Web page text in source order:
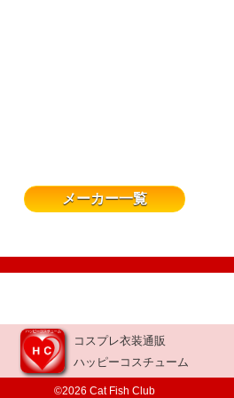
メーカー一覧
コスプレ衣装通販
ハッピーコスチューム
©2026 Cat Fish Club